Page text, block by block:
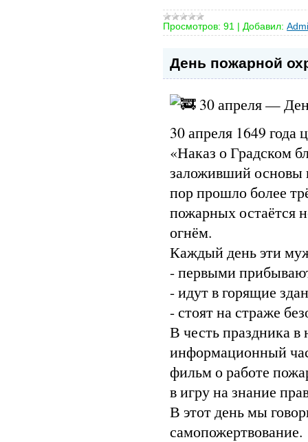
Просмотров: 91 | Добавил:
День пожарной
30 апреля —
30 апреля 1649
«Наказ о Градском
заложивший основы
пор прошло более
пожарных остаётся
огнём.
Каждый день эти
- первыми
- идут в горящие
- стоят на страже
В честь праздника
информационный
фильм о работе
в игру на знание
В этот день мы
самопожертвование.